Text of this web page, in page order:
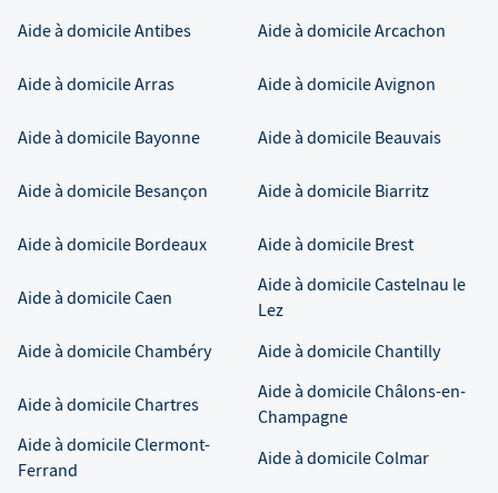
Aide à domicileAntibes Aide à domicileArcachon
Aide à domicileArras Aide à domicileAvignon
Aide à domicile Bayonne Aide à domicile Beauvais
Aide à domicile Besançon Aide à domicile Biarritz
Aide à domicile Bordeaux Aide à domicile Brest
Aide à domicileCaen
Aide à domicileCastelnau le
Lez
Aide à domicileChambéry Aide à domicileChantilly
Aide à domicileChartres
Aide à domicileChâlons-en-
Champagne
Aide à domicileClermont-
Ferrand
Aide à domicileColmar